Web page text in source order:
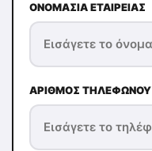
ΟΝΟΜΑΣΊΑ ΕΤΑΙΡΕΊΑΣ
ΑΡΙΘΜΌΣ ΤΗΛΕΦΏΝΟΥ